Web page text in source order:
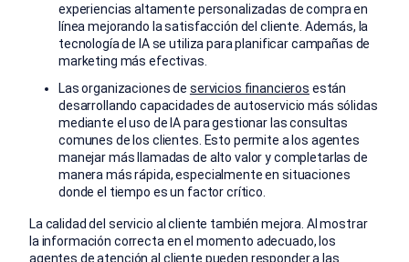
experiencias altamente personalizadas de compra en
línea mejorando la satisfacción del cliente. Además, la
tecnología de IA se utiliza para planificar campañas de
marketing más efectivas.
Las organizaciones de servicios financieros están
desarrollando capacidades de autoservicio más sólidas
mediante el uso de IA para gestionar las consultas
comunes de los clientes. Esto permite a los agentes
manejar más llamadas de alto valor y completarlas de
manera más rápida, especialmente en situaciones
donde el tiempo es un factor crítico.
La calidad del servicio al cliente también mejora. Al mostrar
la información correcta en el momento adecuado, los
agentes de atención al cliente pueden responder a las